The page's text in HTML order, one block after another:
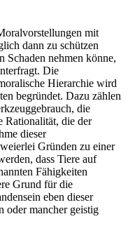
mit
dann zu schützen
Schaden nehmen könne,
Die
Hierarchie wird
begründet. Dazu zählen
die
Rationalität, die der
dieser
Gründen zu einer
dass Tiere auf
Fähigkeiten
Grund für die
eben dieser
oder mancher geistig